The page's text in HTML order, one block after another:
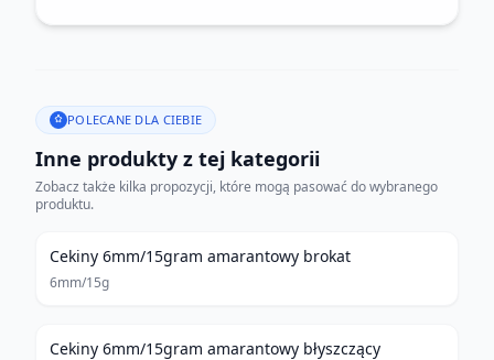
POLECANE DLA CIEBIE
Inne produkty z tej kategorii
Zobacz także kilka propozycji, które mogą pasować do wybranego
produktu.
Cekiny 6mm/15gram amarantowy brokat
6mm/15g
Cekiny 6mm/15gram amarantowy błyszczący